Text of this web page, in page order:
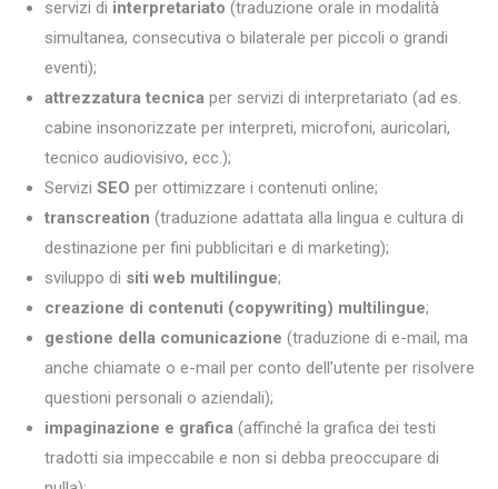
servizi di interpretariato (traduzione orale in modalità
simultanea, consecutiva o bilaterale per piccoli o grandi
eventi);
attrezzatura tecnica per servizi di interpretariato (ad es.
cabine insonorizzate per interpreti, microfoni, auricolari,
tecnico audiovisivo, ecc.);
Servizi SEO per ottimizzare i contenuti online;
transcreation (traduzione adattata alla lingua e cultura di
destinazione per fini pubblicitari e di marketing);
sviluppo di siti web multilingue;
creazione di contenuti (copywriting) multilingue;
gestione della comunicazione (traduzione di e-mail, ma
anche chiamate o e-mail per conto dell’utente per risolvere
questioni personali o aziendali);
impaginazione e grafica (affinché la grafica dei testi
tradotti sia impeccabile e non si debba preoccupare di